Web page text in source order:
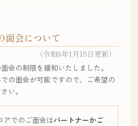
面会について
（令和8年1月15日更新）
会の制限を緩和いたしました。
の面会が可能ですので、ご希望の
い。
アでのご面会はパートナーかご